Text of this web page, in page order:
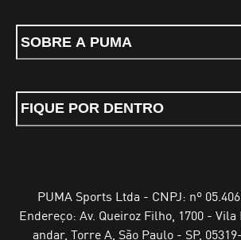
SOBRE A PUMA
FIQUE POR DENTRO
PUMA Sports Ltda - CNPJ: nº
Endereço: Av. Queiroz Filho, 1700 -
andar, Torre A, São Paulo - SP,